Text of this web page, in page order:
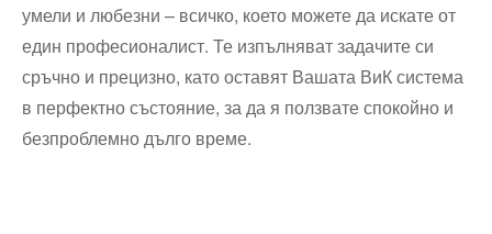
умели и любезни – всичко, което можете да искате от
един професионалист. Те изпълняват задачите си
сръчно и прецизно, като оставят Вашата ВиК система
в перфектно състояние, за да я ползвате спокойно и
безпроблемно дълго време.